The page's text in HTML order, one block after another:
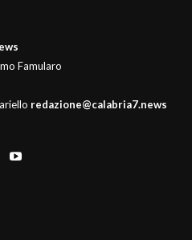
Famularo
redazione@calabria7.news